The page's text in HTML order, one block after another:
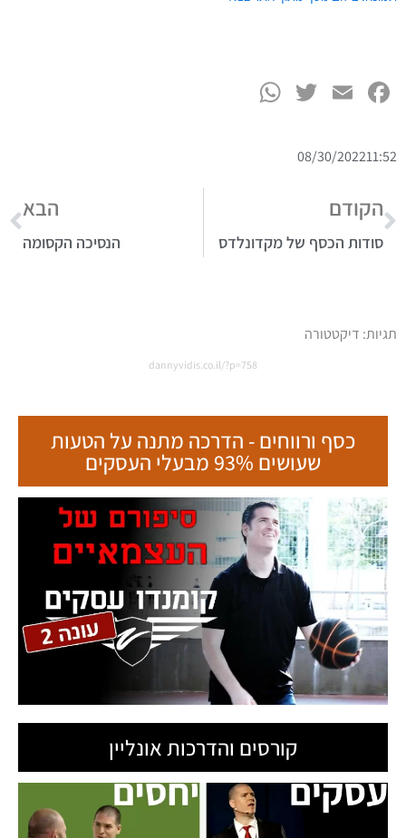
Facebook
Email
Twitter
11:52
08/30/2022
הקודם
סודות הכסף של מקדונלדס
הבא
הנסיכה הקסומה
תגיות: דיקטטורה
dannyvidis.co.il/?p=758
כסף ורווחים - הדרכה מתנה על הטעות
שעושים 93% מבעלי העסקים
קורסים והדרכות אונליין